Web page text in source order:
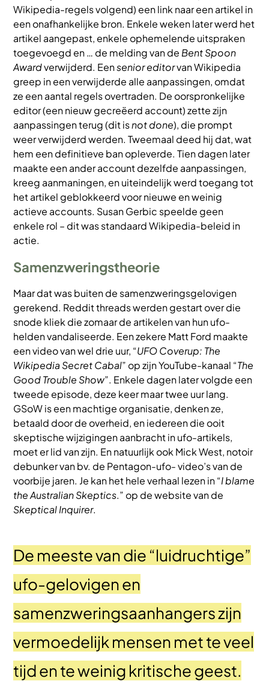
Wikipedia-regels volgend) een link naar een artikel in
een onafhankelijke bron. Enkele weken later werd het
artikel aangepast, enkele ophemelende uitspraken
toegevoegd en … de melding van de Bent Spoon
Awardverwijderd. Eensenior editorvan Wikipedia
greep in een verwijderde alle aanpassingen, omdat
ze een aantal regels overtraden. De oorspronkelijke
editor (een nieuw gecreëerd account) zette zijn
aanpassingen terug (dit isnot done), die prompt
weer verwijderd werden. Tweemaal deed hij dat, wat
hem een definitieve ban opleverde. Tien dagen later
maakte een ander account dezelfde aanpassingen,
kreeg aanmaningen, en uiteindelijk werd toegang tot
het artikel geblokkeerd voor nieuwe en weinig
actieve accounts. Susan Gerbic speelde geen
enkele rol – dit was standaard Wikipedia-beleid in
actie.
Samenzweringstheorie
Maar dat was buiten de samenzweringsgelovigen
gerekend. Reddit threads werden gestart over die
snode kliek die zomaar de artikelen van hun ufo-
helden vandaliseerde. Een zekere Matt Ford maakte
een video van wel drie uur, “UFO Coverup: The
Wikipedia Secret Cabal” op zijn YouTube-kanaal “The
Good Trouble Show”. Enkele dagen later volgde een
tweede episode, deze keer maar twee uur lang.
GSoW is een machtige organisatie, denken ze,
betaald door de overheid, en iedereen die ooit
skeptische wijzigingen aanbracht in ufo-artikels,
moet er lid van zijn. En natuurlijk ook Mick West, notoir
debunker van bv. de Pentagon-ufo- video’s van de
voorbije jaren. Je kan het hele verhaal lezen in “I blame
the Australian Skeptics.” op de website van de
Skeptical Inquirer.
De meeste van die “luidruchtige”
ufo-gelovigen en
samenzweringsaanhangers zijn
vermoedelijk mensen met te veel
tijd en te weinig kritische geest.